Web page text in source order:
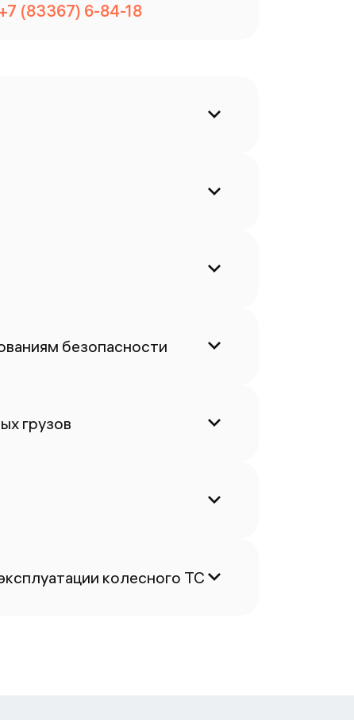
+7 (83367) 6-84-18
безопасности
грузов
колесного ТС